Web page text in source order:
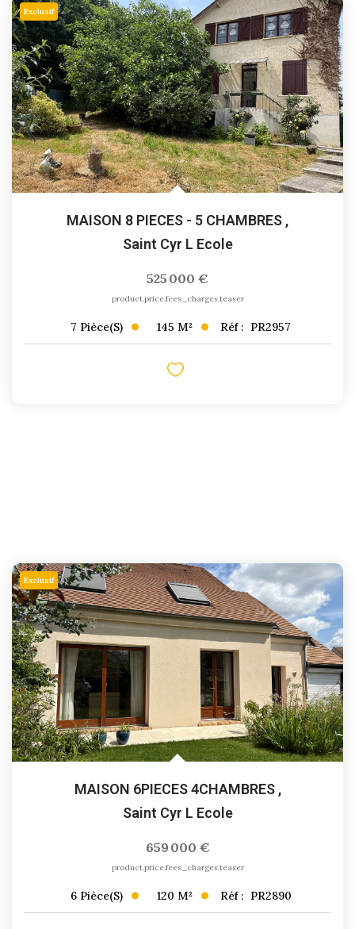
Exclusif
MAISON 8 PIECES - 5 CHAMBRES ,
Saint Cyr L Ecole
525 000 €
product.price.fees_charges.teaser
7 Pièce(s) 145 M² Réf : PR2957
Exclusif
MAISON 6PIECES 4CHAMBRES ,
Saint Cyr L Ecole
659 000 €
product.price.fees_charges.teaser
6 Pièce(s) 120 M² Réf : PR2890